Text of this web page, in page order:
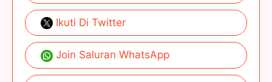
Ikuti Di Twitter
Join Saluran WhatsApp